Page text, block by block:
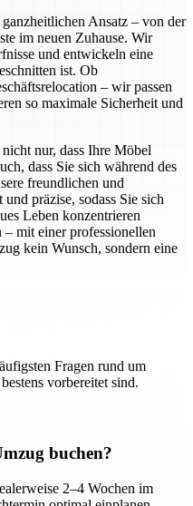
Ansatz – von der
im neuen Zuhause. Wir
und entwickeln eine
ist. Ob
– wir passen
so maximale Sicherheit und
nur, dass Ihre Möbel
dass Sie sich während des
freundlichen und
präzise, sodass Sie sich
Leben konzentrieren
– mit einer professionellen
kein Wunsch, sondern eine
Fragen rund um
vorbereitet sind.
buchen?
2–4 Wochen im